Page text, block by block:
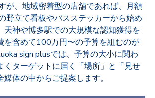
が、地域密着型の店舗であれば、月額
野立て看板やバスステッカーから始め
天神や博多駅での大規模な認知獲得を
を含めて100万円〜の予算を組むのが
sign plusでは、予算の大小に関わ
くターゲットに届く「場所」と「見せ
体の中からご提案します。